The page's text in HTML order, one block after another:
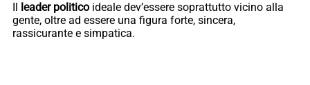
leader politico ideale dev’essere soprattutto vicino alla
gente, oltre ad essere una figura forte, sincera,
rassicurante e simpatica.